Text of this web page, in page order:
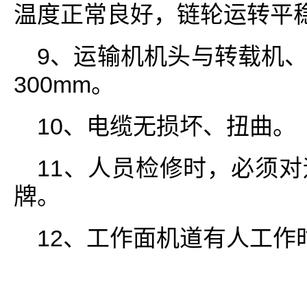
温度正常良好，链轮运转平
9、运输机机头与转载机
300mm。
10、电缆无损坏、扭曲。
11、人员检修时，必须
牌。
12、工作面机道有人工作